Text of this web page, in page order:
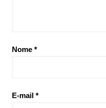
Nome *
E-mail *